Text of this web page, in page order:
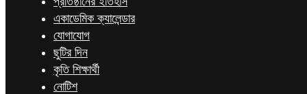
একাডেমিক ক্যালেন্ডার
যোগাযোগ
ছুটির দিন
কৃতি শিক্ষার্থী
নোটিশ